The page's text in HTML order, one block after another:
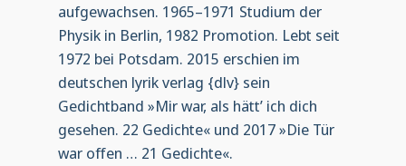
aufgewachsen. 1965–1971 Studium der
Physik in Berlin, 1982 Promotion. Lebt seit
1972 bei Potsdam. 2015 erschien im
deutschen lyrik verlag {dlv} sein
Gedichtband »Mir war, als hätt’ ich dich
gesehen. 22 Gedichte« und 2017 »Die Tür
war offen … 21 Gedichte«.